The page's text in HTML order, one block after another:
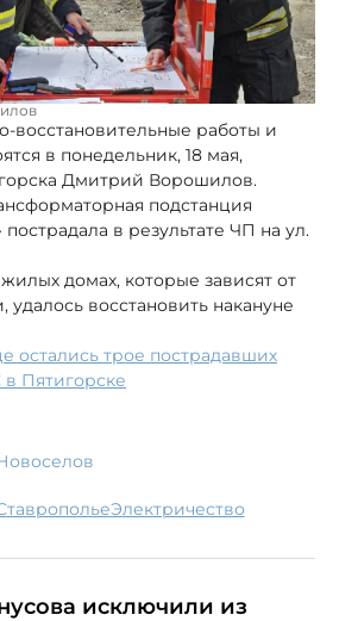
восстановительные работы и
в понедельник, 18 мая,
Дмитрий Ворошилов.
подстанция
в результате ЧП на ул.
домах, которые зависят от
удалось восстановить накануне
остались трое пострадавших
Пятигорске
Ставрополье электричество
исключили из